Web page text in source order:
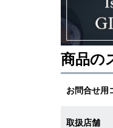
商品の
お問合せ用
取扱店舗